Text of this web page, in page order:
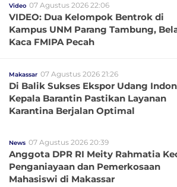
Video 07 Agustus 2026 22:06
VIDEO: Dua Kelompok Bentrok di
Kampus UNM Parang Tambung,
Kaca FMIPA Pecah
Makassar 07 Agustus 2026 21:26
Di Balik Sukses Ekspor Udang
Kepala Barantin Pastikan Layanan
Karantina Berjalan Optimal
News 07 Agustus 2026 20:39
Anggota DPR RI Meity Rahmatia
Penganiayaan dan Pemerkosaan
Mahasiswi di Makassar